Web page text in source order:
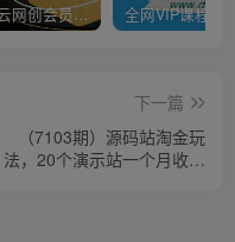
加入青年云网创会员，全站资源免费学习。加入高级合伙人，推广日入1000+
下一篇
（7103期）源码站淘金玩
法，20个演示站一个月收入